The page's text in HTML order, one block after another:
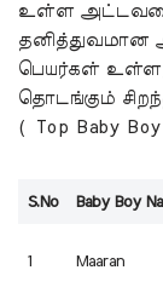
உள்ள
தனித்துவமான
பெயர்கள்
தொடங்கும்
( Top Baby Boy
S.No Baby Boy
1 Maaran